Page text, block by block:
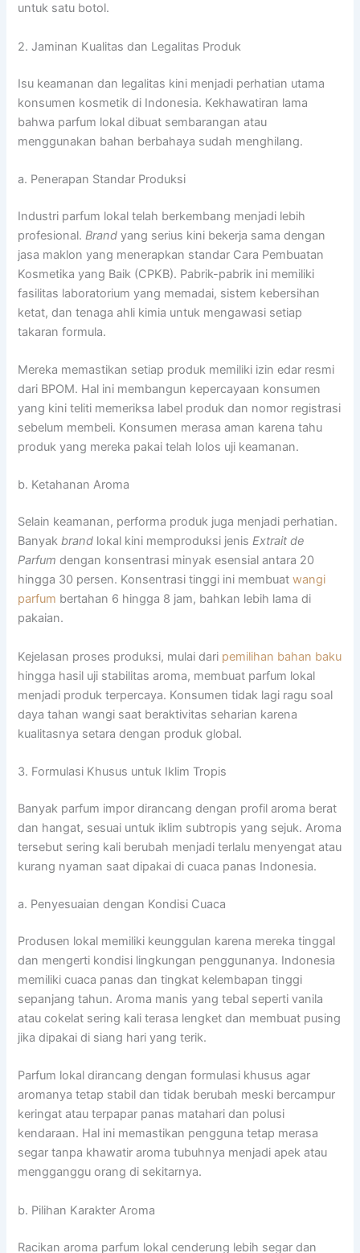
untuk satu botol.
2. Jaminan Kualitas dan Legalitas Produk
Isu keamanan dan legalitas kini menjadi perhatian utama
konsumen kosmetik di Indonesia. Kekhawatiran lama
bahwa parfum lokal dibuat sembarangan atau
menggunakan bahan berbahaya sudah menghilang.
a. Penerapan Standar Produksi
Industri parfum lokal telah berkembang menjadi lebih
profesional.Brand yang serius kini bekerja sama dengan
jasa maklon yang menerapkan standar Cara Pembuatan
Kosmetika yang Baik (CPKB). Pabrik-pabrik ini memiliki
fasilitas laboratorium yang memadai, sistem kebersihan
ketat, dan tenaga ahli kimia untuk mengawasi setiap
takaran formula.
Mereka memastikan setiap produk memiliki izin edar resmi
dari BPOM. Hal ini membangun kepercayaan konsumen
yang kini teliti memeriksa label produk dan nomor registrasi
sebelum membeli. Konsumen merasa aman karena tahu
produk yang mereka pakai telah lolos uji keamanan.
b. Ketahanan Aroma
Selain keamanan, performa produk juga menjadi perhatian.
Banyakbrand lokal kini memproduksi jenisExtrait de
Parfum dengan konsentrasi minyak esensial antara 20
hingga 30 persen. Konsentrasi tinggi ini membuatwangi
parfum bertahan 6 hingga 8 jam, bahkan lebih lama di
pakaian.
Kejelasan proses produksi, mulai dari pemilihan bahan baku
hingga hasil uji stabilitas aroma, membuat parfum lokal
menjadi produk terpercaya. Konsumen tidak lagi ragu soal
daya tahan wangi saat beraktivitas seharian karena
kualitasnya setara dengan produk global.
3. Formulasi Khusus untuk Iklim Tropis
Banyak parfum impor dirancang dengan profil aroma berat
dan hangat, sesuai untuk iklim subtropis yang sejuk. Aroma
tersebut sering kali berubah menjadi terlalu menyengat atau
kurang nyaman saat dipakai di cuaca panas Indonesia.
a. Penyesuaian dengan Kondisi Cuaca
Produsen lokal memiliki keunggulan karena mereka tinggal
dan mengerti kondisi lingkungan penggunanya. Indonesia
memiliki cuaca panas dan tingkat kelembapan tinggi
sepanjang tahun. Aroma manis yang tebal seperti vanila
atau cokelat sering kali terasa lengket dan membuat pusing
jika dipakai di siang hari yang terik.
Parfum lokal dirancang dengan formulasi khusus agar
aromanya tetap stabil dan tidak berubah meski bercampur
keringat atau terpapar panas matahari dan polusi
kendaraan. Hal ini memastikan pengguna tetap merasa
segar tanpa khawatir aroma tubuhnya menjadi apek atau
mengganggu orang di sekitarnya.
b. Pilihan Karakter Aroma
Racikan aroma parfum lokal cenderung lebih segar dan